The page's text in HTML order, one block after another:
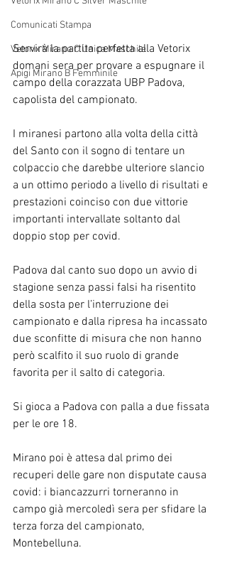
Comunicati Stampa
Vetorix Mirano C Unica Maschile
Apigi Mirano B Femminile
Servirà la partita perfetta alla Vetorix
domani sera per provare a espugnare il
campo della corazzata UBP Padova,
capolista del campionato.
I miranesi partono alla volta della città
del Santo con il sogno di tentare un
colpaccio che darebbe ulteriore slancio
a un ottimo periodo a livello di risultati e
prestazioni coinciso con due vittorie
importanti intervallate soltanto dal
doppio stop per covid.
Padova dal canto suo dopo un avvio di
stagione senza passi falsi ha risentito
della sosta per l’interruzione dei
campionato e dalla ripresa ha incassato
due sconfitte di misura che non hanno
però scalfito il suo ruolo di grande
favorita per il salto di categoria.
Si gioca a Padova con palla a due fissata
per le ore 18.
Mirano poi è attesa dal primo dei
recuperi delle gare non disputate causa
covid: i biancazzurri torneranno in
campo già mercoledì sera per sfidare la
terza forza del campionato,
Montebelluna.